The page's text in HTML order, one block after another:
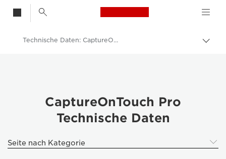
Canon Logo, back
Auf
Business-Produkte
Business Software
Technische Daten: CaptureOnTouch Pro
CaptureOnTouch Pro
Technische Daten
Seite nach Kategorie